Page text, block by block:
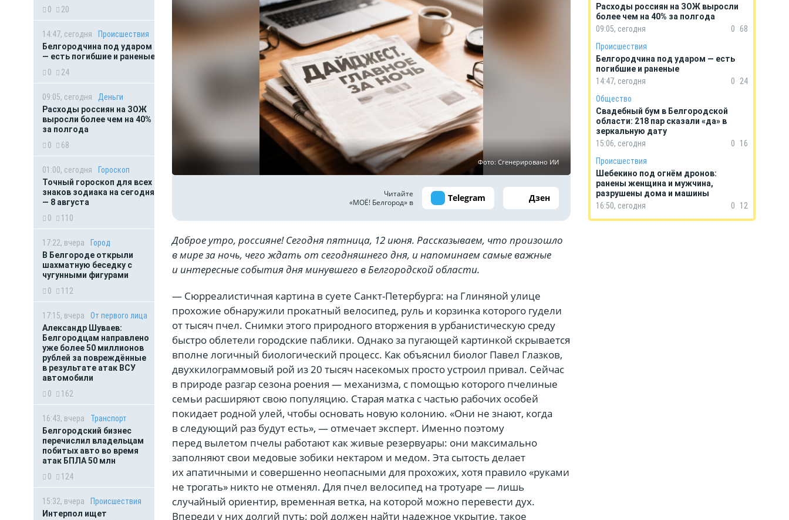
0
20
14:47, сегодня
Происшествия
Белгородчина под ударом
— есть погибшие и раненые
0
24
09:05, сегодня
Деньги
Расходы россиян на ЗОЖ
выросли более чем на 40%
за полгода
0
68
01:00, сегодня
Гороскоп
Точный гороскоп для всех
знаков зодиака на сегодня
— 8 августа
0
110
17:22, вчера
Город
В Белгороде открыли
шахматную беседку с
чугунными фигурами
0
112
17:15, вчера
От первого лица
Александр Шуваев:
Белгородцам направлено
уже более 50 миллионов
рублей за повреждённые
в результате атак ВСУ
автомобили
0
162
16:43, вчера
Транспорт
Белгородский бизнес
перечислил владельцам
побитых авто во время
атак БПЛА 50 млн
0
124
15:32, вчера
Происшествия
Интерпол ищет
Фото: Сгенерировано ИИ
Читайте
«МОЁ! Белгород» в
Telegram Дзен
Доброе утро, россияне! Сегодня пятница, 12 июня. Рассказываем, что произошло
в мире за ночь, чего ждать от сегодняшнего дня, и напоминаем самые важные
и интересные события дня минувшего в Белгородской области.
— Сюрреалистичная картина в суете Санкт-Петербурга: на Глиняной улице
прохожие обнаружили прокатный велосипед, руль и корзинка которого гудели
от тысяч пчел. Снимки этого природного вторжения в урбанистическую среду
быстро облетели городские паблики. Однако за пугающей картинкой скрывается
вполне логичный биологический процесс. Как объяснил биолог Павел Глазков,
двухкилограммовый рой из 20 тысяч насекомых просто устроил привал. Сейчас
в природе разгар сезона роения — механизма, с помощью которого пчелиные
семьи расширяют свою популяцию. Старая матка с частью рабочих особей
покидает родной улей, чтобы основать новую колонию. «Они не знают, когда
в следующий раз будут есть», — отмечает эксперт. Именно поэтому
перед вылетом пчелы работают как живые резервуары: они максимально
заполняют свои медовые зобики нектаром и медом. Эта сытость делает
их апатичными и совершенно неопасными для прохожих, хотя правило «руками
не трогать» никто не отменял. Для пчел велосипед на тротуаре — лишь
случайный ориентир, временная ветка, на которой можно перевести дух.
Впереди у них долгий путь: рой должен найти надежное укрытие, такое
Расходы россиян на ЗОЖ выросли
более чем на 40% за полгода
09:05, сегодня
0
68
Происшествия
Белгородчина под ударом — есть
погибшие и раненые
14:47, сегодня
0
24
Общество
Свадебный бум в Белгородской
области: 218 пар сказали «да» в
зеркальную дату
15:06, сегодня
0
16
Происшествия
Шебекино под огнём дронов:
ранены женщина и мужчина,
разрушены дома и машины
16:50, сегодня
0 12